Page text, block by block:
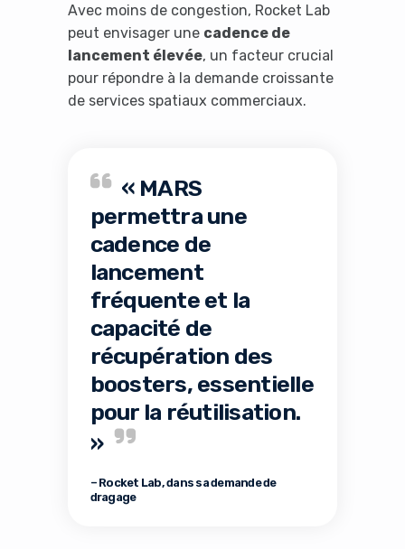
Avec moins de congestion, Rocket Lab
peut envisager une cadence de
lancement élevée, un facteur crucial
pour répondre à la demande croissante
de services spatiaux commerciaux.
« MARS
permettra une
cadence de
lancement
fréquente et la
capacité de
récupération des
boosters, essentielle
pour la réutilisation.
»
– Rocket Lab, dans sa demande de
dragage